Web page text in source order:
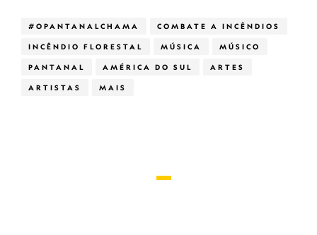
#OPANTANALCHAMA COMBATE A INCÊNDIOS
INCÊNDIO FLORESTAL MÚSICA MÚSICO
PANTANAL AMÉRICA DO SUL ARTES
ARTISTAS MAIS